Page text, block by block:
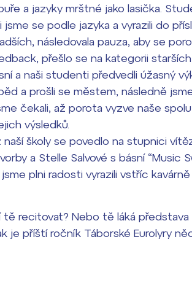
a jazyky mrštné jako lasička.
jsme se podle jazyka a vyrazili do
následovala pauza, aby se
přešlo se na kategorii
a naši studenti předvedli úžasný
a prošli se městem, následně
čekali, až porota vyzve naše
výsledků.
školy se povedlo na stupnici
a Stelle Salvové s básní “Music
plni radosti vyrazili vstříc
tě recitovat? Nebo tě láká
je příští ročník Táborské Eurolyry